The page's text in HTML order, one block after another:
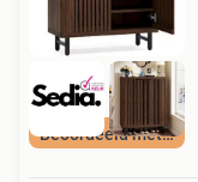
Beoordeeld met 9+